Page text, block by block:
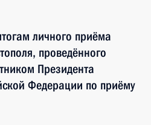
личного приёма
проведённого
Президента
Федерации по приёму